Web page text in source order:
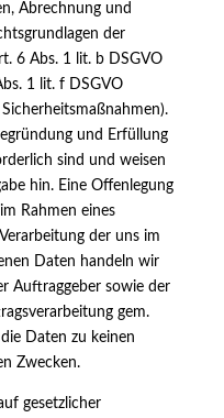
Abrechnung und
der
6 Abs. 1 lit. b DSGVO
1 lit. f DSGVO
und Erfüllung
sind und weisen
hin. Eine Offenlegung
Rahmen eines
der uns im
Daten handeln wir
Auftraggeber sowie der
gem.
Daten zu keinen
Zwecken.
gesetzlicher